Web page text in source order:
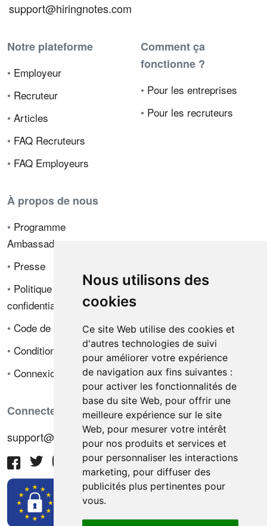
Nous utilisons des
cookies
Ce site Web utilise des cookies et
d'autres technologies de suivi
pour améliorer votre expérience
de navigation aux fins suivantes :
pour activer les fonctionnalités de
base du site Web, pour offrir une
meilleure expérience sur le site
Web, pour mesurer votre intérêt
pour nos produits et services et
pour personnaliser les interactions
marketing, pour diffuser des
publicités plus pertinentes pour
vous.
support@hiringnotes.com
Notre plateforme
• Employeur
• Recruteur
• Articles
• FAQ Recruteurs
• FAQ Employeurs
Comment ça
fonctionne ?
• Pour les entreprises
• Pour les recruteurs
À propos de nous
• Programme
Ambassadeur
• Presse
• Politique de
confidentialité
• Code de déontologie
• Conditions de vente
• Connexion
Connectez-vous avec nous
support@hiringnotes.com